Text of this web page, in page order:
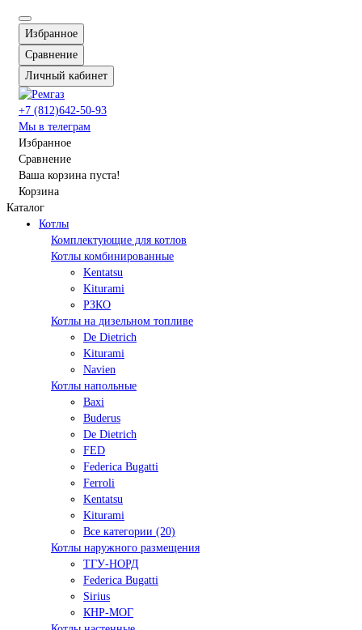
Избранное
Сравнение
Личный кабинет
+7 (812)642-50-93
Мы в телеграм
Избранное
Сравнение
Ваша корзина пуста!
Корзина
Каталог
Котлы
Комплектующие для котлов
Котлы комбинированные
Kentatsu
Kiturami
РЗКО
Котлы на дизельном топливе
De Dietrich
Kiturami
Navien
Котлы напольные
Baxi
Buderus
De Dietrich
FED
Federica Bugatti
Ferroli
Kentatsu
Kiturami
Все категории (20)
Котлы наружного размещения
ТГУ-НОРД
Federica Bugatti
Sirius
КНР-МОГ